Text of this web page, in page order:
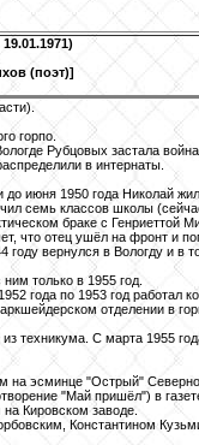
(поэт)]
горпо.
Рубцовых застала война.
в интернаты.
до июня 1950 года Николай
семь классов школы
браке с Генриеттой
что отец ушёл на фронт и
вернулся в Вологду и в
только в 1955 год.
года по 1953 год работал
отделении в
техникума. С марта 1955
на эсминце "Острый"
"Май пришёл") в
Кировском заводе.
Константином